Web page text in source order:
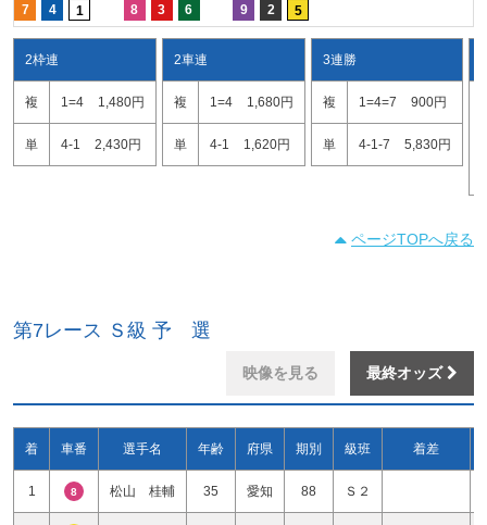
7 4 1 8 3 6 9 2 5
2枠連
複 1=4 1,480円
単 4-1 2,430円
2車連
複 1=4 1,680円
単 4-1 1,620円
3連勝
複 1=4=7 900円
単 4-1-7 5,830円
ページTOPへ戻る
第7レース Ｓ級 予 選
映像を見る 最終オッズ
着 車番 選手名 年齢 府県 期別 級班 着差
1 8 松山 桂輔 35 愛知 88 Ｓ２